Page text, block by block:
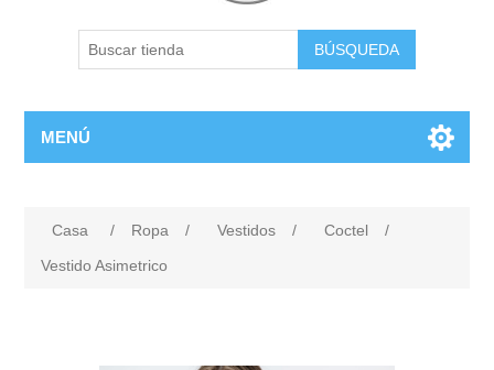
MENÚ
Casa / Ropa / Vestidos / Coctel
/
Vestido Asimetrico